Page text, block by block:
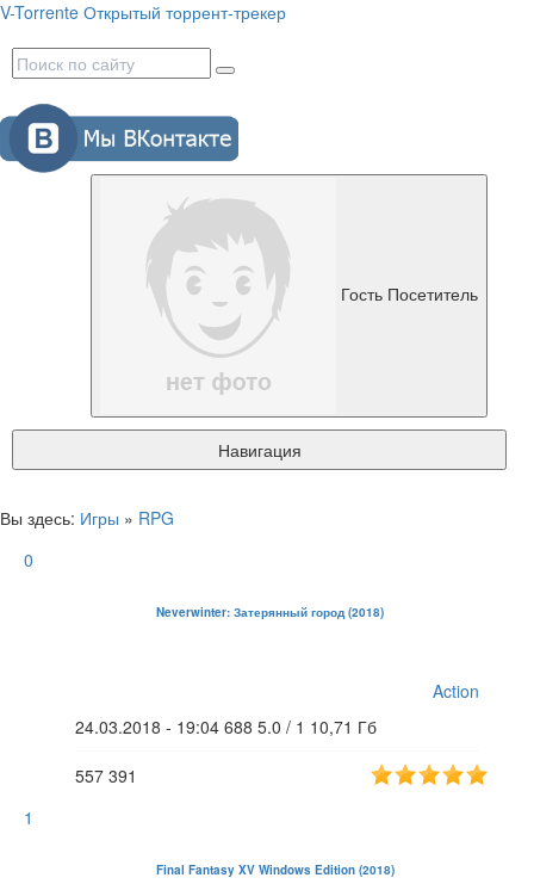
V-Torrente Открытый торрент-трекер
Гость Посетитель
Навигация
Вы здесь: Игры » RPG
0
Neverwinter: Затерянный город (2018)
Action
24.03.2018 - 19:04 688 5.0 / 1 10,71 Гб
557 391
1
Final Fantasy XV Windows Edition (2018)